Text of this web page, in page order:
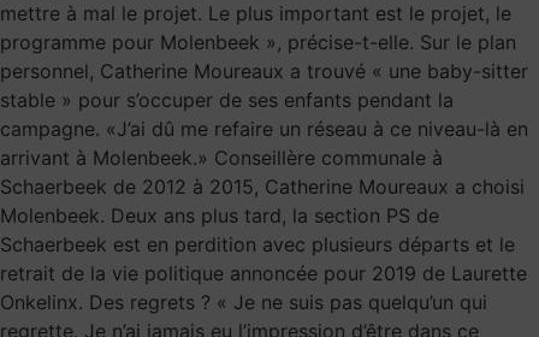
mettre à mal le projet. Le plus important est le projet, le
programme pour Molenbeek », précise-t-elle. Sur le plan
personnel, Catherine Moureaux a trouvé « une baby-sitter
stable » pour s’occuper de ses enfants pendant la
campagne. «J’ai dû me refaire un réseau à ce niveau-là en
arrivant à Molenbeek.» Conseillère communale à
Schaerbeek de 2012 à 2015, Catherine Moureaux a choisi
Molenbeek. Deux ans plus tard, la section PS de
Schaerbeek est en perdition avec plusieurs départs et le
retrait de la vie politique annoncée pour 2019 de Laurette
Onkelinx. Des regrets ? « Je ne suis pas quelqu’un qui
regrette. Je n’ai jamais eu l’impression d’être dans ce